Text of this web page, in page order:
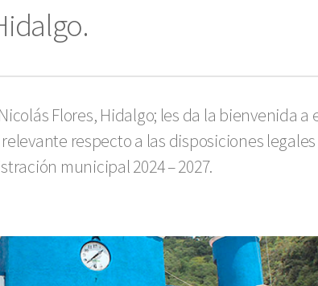
Flores, Hidalgo; les da la bienvenida a
respecto a las disposiciones
municipal 2024 – 2027.